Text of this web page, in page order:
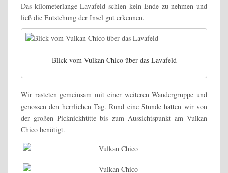
Das kilometerlange Lavafeld schien kein Ende zu nehmen und
ließ die Entstehung der Insel gut erkennen.
Blick vom Vulkan Chico über das Lavafeld
Wir rasteten gemeinsam mit einer weiteren Wandergruppe und
genossen den herrlichen Tag. Rund eine Stunde hatten wir von
der großen Picknickhütte bis zum Aussichtspunkt am Vulkan
Chico benötigt.